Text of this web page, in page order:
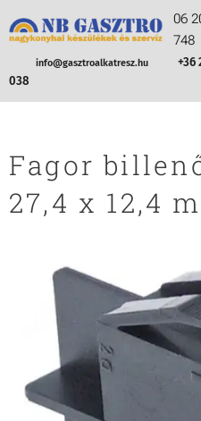
06
748
info@gasztroalkatresz.hu
+36
038
Fagor
27,4 x 12,4